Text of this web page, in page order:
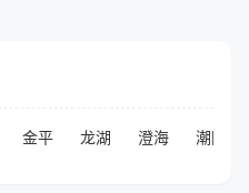
金平 龙湖 澄海 潮阳